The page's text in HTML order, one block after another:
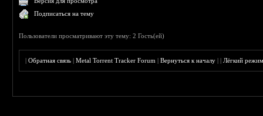
Подписаться на тему
Пользователи просматривают эту тему: 2 Гость(ей)
|Обратная связь |Metal Torrent Tracker Forum |Вернуться к началу ||Лёгкий